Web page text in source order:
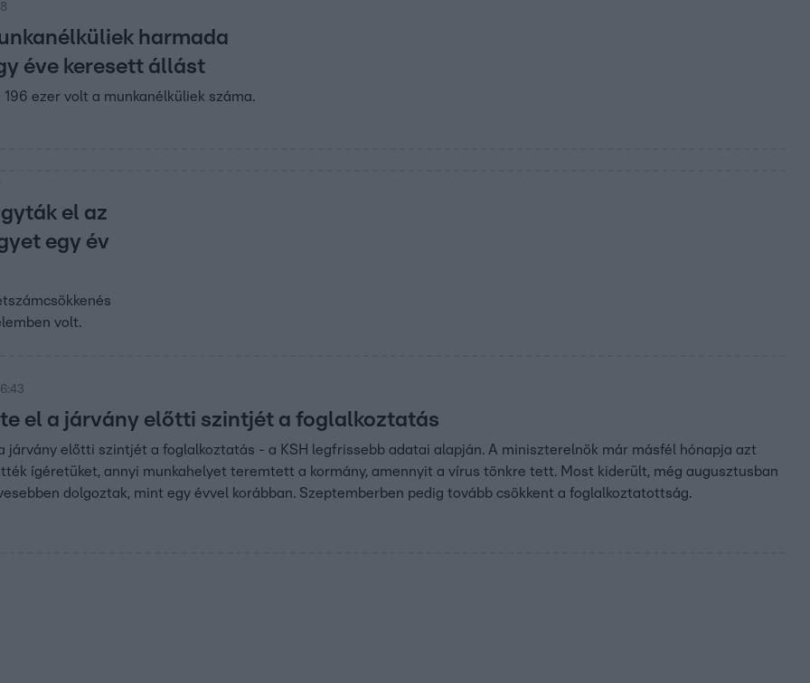
harmada
éve keresett állást
196 ezer volt a munkanélküliek száma.
el az
egy év
volt.
el a járvány előtti szintjét a foglalkoztatás
járvány előtti szintjét a foglalkoztatás - a KSH legfrissebb adatai alapján. A miniszterelnök már másfél hónapja azt
ígéretüket, annyi munkahelyet teremtett a kormány, amennyit a vírus tönkre tett. Most kiderült, még augusztusban
dolgoztak, mint egy évvel korábban. Szeptemberben pedig tovább csökkent a foglalkoztatottság.